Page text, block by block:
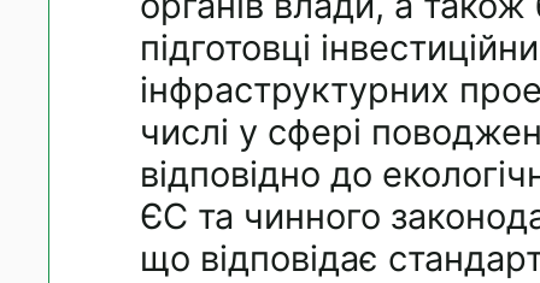
підготовці
інфраструктурних
числі у сфері
відповідно до
ЄС та чинного
що відповідає